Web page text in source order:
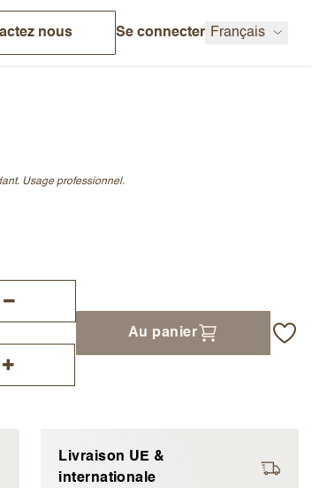
nous Se connecter Français
Usage professionnel.
Au panier
Livraison UE &
internationale